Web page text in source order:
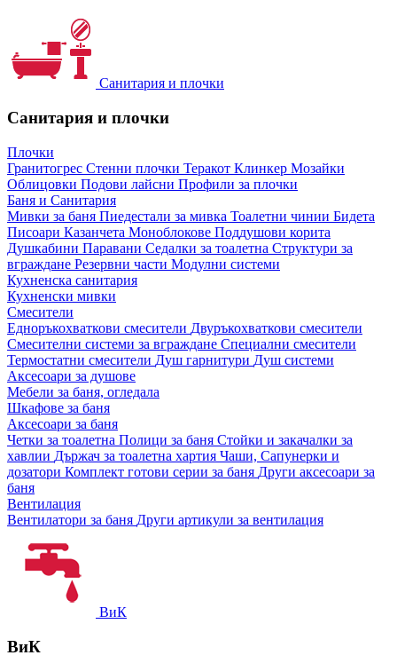
Санитария и плочки
Санитария и плочки
Плочки
Гранитогрес Стенни плочки Теракот Клинкер Мозайки
Облицовки Подови лайсни Профили за плочки
Баня и Санитария
Мивки за баня Пиедестали за мивка Тоалетни чинии Бидета
Писоари Казанчета Моноблокове Поддушови корита
Душкабини Паравани Седалки за тоалетна Структури за
вграждане Резервни части Модулни системи
Кухненска санитария
Кухненски мивки
Смесители
Едноръкохваткови смесители Двуръкохваткови смесители
Смесителни системи за вграждане Специални смесители
Термостатни смесители Душ гарнитури Душ системи
Аксесоари за душове
Мебели за баня, огледала
Шкафове за баня
Аксесоари за баня
Четки за тоалетна Полици за баня Стойки и закачалки за
хавлии Държач за тоалетна хартия Чаши, Сапунерки и
дозатори Комплект готови серии за баня Други аксесоари за
баня
Вентилация
Вентилатори за баня Други артикули за вентилация
ВиК
ВиК